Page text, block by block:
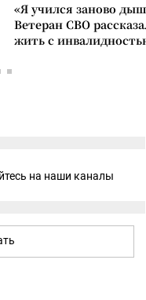
«Я учился заново
Ветеран СВО
жить с
на наши каналы